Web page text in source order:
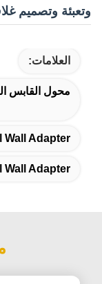
وتعبئة وتصميم
العلامات:
محول القابس
Wall Adapter
Wall Adapter